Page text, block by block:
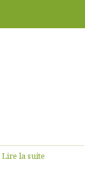
Lire la suite